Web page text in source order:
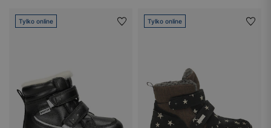
Tylko online Tylko online